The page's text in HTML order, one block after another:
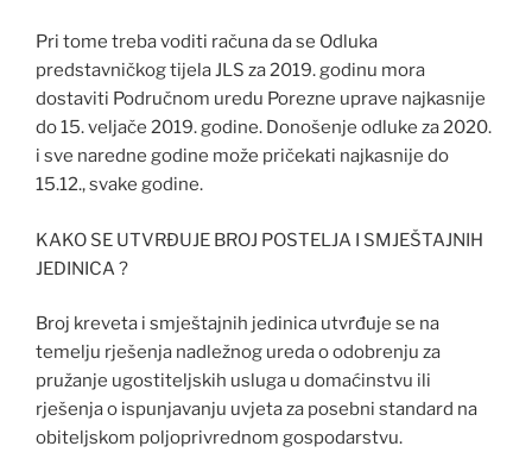
Pri tome treba voditi računa da se Odluka
predstavničkog tijela JLS za 2019. godinu mora
dostaviti Područnom uredu Porezne uprave najkasnije
do 15. veljače 2019. godine. Donošenje odluke za 2020.
i sve naredne godine može pričekati najkasnije do
15.12., svake godine.
KAKO SE UTVRĐUJE BROJ POSTELJA I SMJEŠTAJNIH
JEDINICA ?
Broj kreveta i smještajnih jedinica utvrđuje se na
temelju rješenja nadležnog ureda o odobrenju za
pružanje ugostiteljskih usluga u domaćinstvu ili
rješenja o ispunjavanju uvjeta za posebni standard na
obiteljskom poljoprivrednom gospodarstvu.